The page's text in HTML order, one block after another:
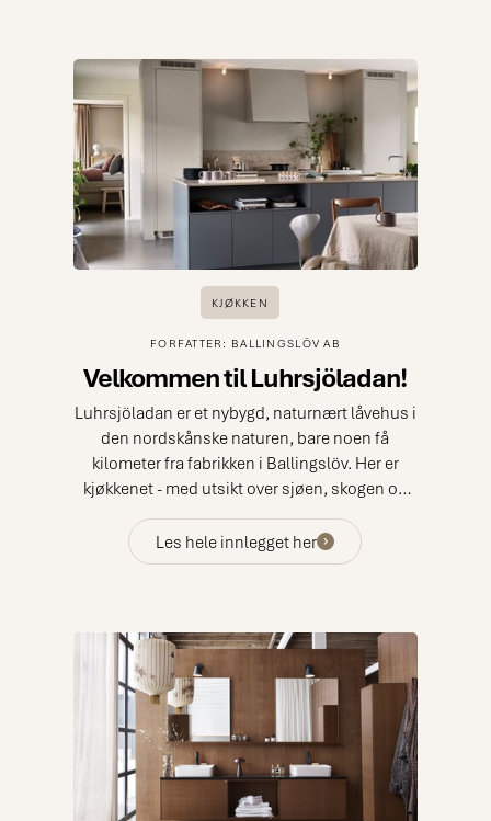
KJØKKEN
FORFATTER: BALLINGSLÖV AB
Velkommen til Luhrsjöladan!
Luhrsjöladan er et nybygd, naturnært låvehus i
den nordskånske naturen, bare noen få
kilometer fra fabrikken i Ballingslöv. Her er
kjøkkenet - med utsikt over sjøen, skogen og
Les hele innlegget her